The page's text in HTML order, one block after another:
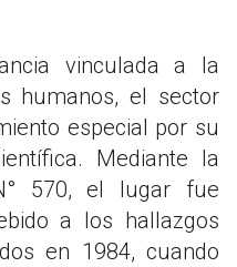
vinculada a la
humanos, el sector
especial por su
Mediante la
570, el lugar fue
a los hallazgos
en 1984, cuando